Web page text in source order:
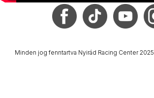
Minden jog fenntartva Nyirád Racing Center 2025